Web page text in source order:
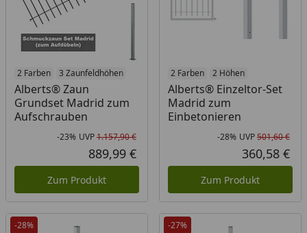
2 Farben 3 Zaunfeldhöhen
Alberts® Zaun
Grundset Madrid zum
Aufschrauben
Rabatt in Prozent
-23%
Ursprünglicher Preis
UVP1.157,90 €
Aktueller Preis
889,99 €
Zum Produkt
2 Farben 2 Höhen
Alberts® Einzeltor-Set
Madrid zum
Einbetonieren
-28% UVP501,60 €
360,58 €
Zum Produkt
-28% -27%